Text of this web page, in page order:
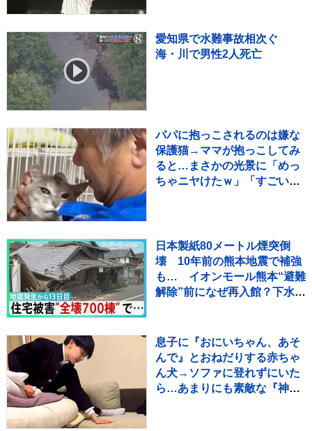
愛知県で水難事故相次ぐ
海・川で男性2人死亡
パパに抱っこされるのは嫌な
保護猫→ママが抱っこしてみ
ると…まさかの光景に「めっ
ちゃニヤけたｗ」「すごいｗ
日本製紙80メートル煙突倒
壊 10年前の熊本地震で補強
も… イオンモール熊本“避難
解除”前になぜ再入館？下水管
ンデーモーニング】
息子に『おにいちゃん、あそ
んで』とおねだりする赤ちゃ
ん犬→ソファに登れずにいた
ら…あまりにも素敵な『神対